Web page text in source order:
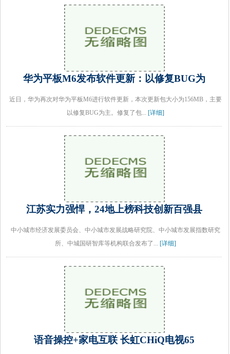
华为平板M6发布软件更新：以修复BUG为
近日，华为再次对华为平板M6进行软件更新，本次更新包大小为156MB，主要
以修复BUG为主。修复了包... [详细]
江苏实力强悍，24地上榜科技创新百强县
中小城市经济发展委员会、中小城市发展战略研究院、中小城市发展指数研究
所、中城国研智库等机构联合发布了... [详细]
语音操控+家电互联 长虹CHiQ电视65